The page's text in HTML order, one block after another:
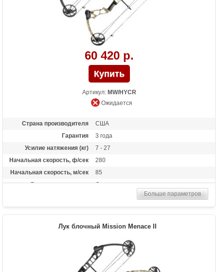
60 420 р.
Артикул: MW/HYCR
Ожидается
Страна производителя
США
Гарантия
3 года
Усилие натяжения (кг)
7 - 27
Начальная скорость, ф/сек
280
Начальная скорость, м/сек
85
Рекомендуется для
Опытных
Длина растяжки
19 - 30
1.7
Назначение
Охота
Больше параметров
Лук блочный Mission Menace II